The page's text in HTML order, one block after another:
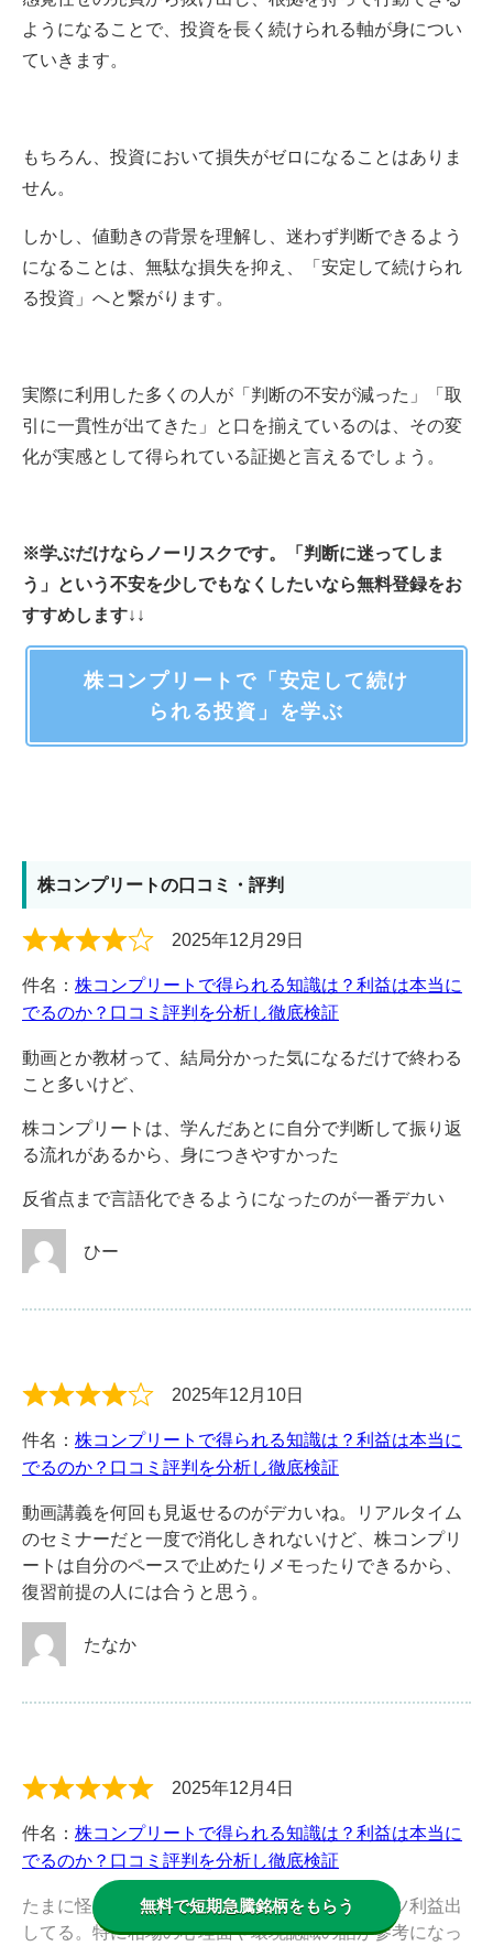
ようになることで、投資を長く続けられる軸が身につい
ていきます。
もちろん、投資において損失がゼロになることはありま
せん。
しかし、値動きの背景を理解し、迷わず判断できるよう
になることは、無駄な損失を抑え、「安定して続けられ
る投資」へと繋がります。
実際に利用した多くの人が「判断の不安が減った」「取
引に一貫性が出てきた」と口を揃えているのは、その変
化が実感として得られている証拠と言えるでしょう。
※学ぶだけならノーリスクです。「判断に迷ってしま
う」という不安を少しでもなくしたいなら無料登録をお
すすめします↓↓
株コンプリートで「安定して続け
られる投資」を学ぶ
株コンプリートの口コミ・評判
2025年12月29日
件名： 株コンプリートで得られる知識は？利益は本当に
でるのか？口コミ評判を分析し徹底検証
動画とか教材って、結局分かった気になるだけで終わる
こと多いけど、
株コンプリートは、学んだあとに自分で判断して振り返
る流れがあるから、身につきやすかった
反省点まで言語化できるようになったのが一番デカい
ひー
2025年12月10日
件名： 株コンプリートで得られる知識は？利益は本当に
でるのか？口コミ評判を分析し徹底検証
動画講義を何回も見返せるのがデカいね。リアルタイム
のセミナーだと一度で消化しきれないけど、株コンプリ
ートは自分のペースで止めたりメモったりできるから、
復習前提の人には合うと思う。
たなか
2025年12月4日
件名： 株コンプリートで得られる知識は？利益は本当に
でるのか？口コミ評判を分析し徹底検証
たまに怪しいって言う人いるけど、俺はコツコツ利益出
してる。特に相場の心理面や環境認識の話が参考になっ
無料で短期急騰銘柄をもらう